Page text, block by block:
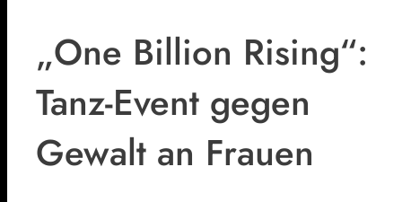
„One Billion Rising“:
Tanz-Event gegen
Gewalt an Frauen